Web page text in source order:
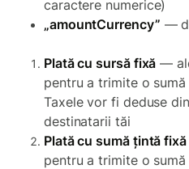
caractere numerice)
„amountCurrency” —
Plată cu sursă fixă —
pentru a trimite o
Taxele vor fi deduse
destinatarii tăi
Plată cu sumă țintă fixă
pentru a trimite o